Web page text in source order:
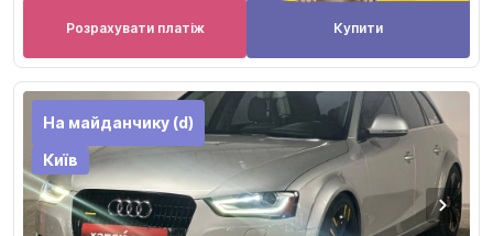
Розрахувати платіж Купити
На майданчику (d)
Київ